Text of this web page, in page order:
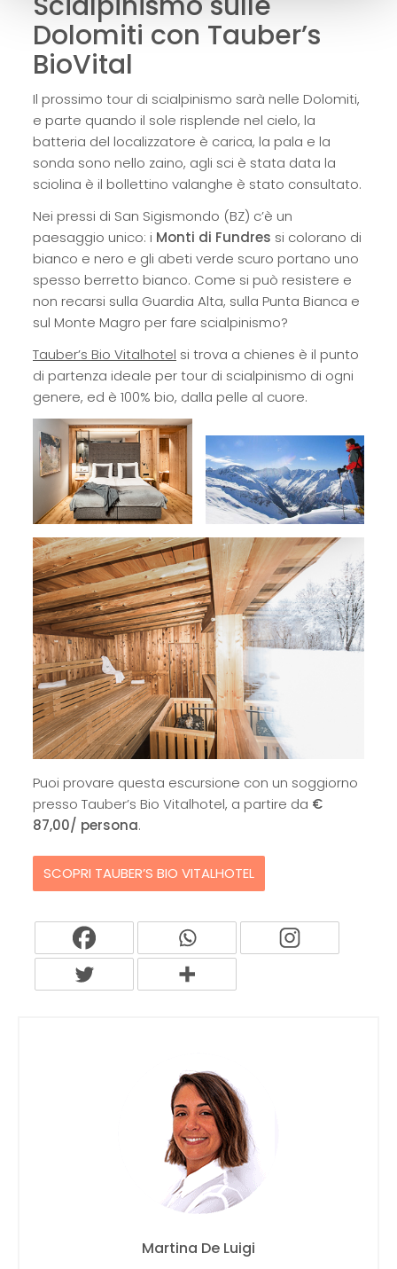
Dolomiti con Tauber’s
BioVital
Il prossimo tour di scialpinismo sarà nelle Dolomiti,
e parte quando il sole risplende nel cielo, la
batteria del localizzatore è carica, la pala e la
sonda sono nello zaino, agli sci è stata data la
sciolina è il bollettino valanghe è stato consultato.
Nei pressi di San Sigismondo (BZ) c’è un
paesaggio unico: i Monti di Fundres si colorano di
bianco e nero e gli abeti verde scuro portano uno
spesso berretto bianco. Come si può resistere e
non recarsi sulla Guardia Alta, sulla Punta Bianca e
sul Monte Magro per fare scialpinismo?
Tauber’s Bio Vitalhotel si trova a chienes è il punto
di partenza ideale per tour di scialpinismo di ogni
genere, ed è 100% bio, dalla pelle al cuore.
Puoi provare questa escursione con un soggiorno
presso Tauber’s Bio Vitalhotel, a partire da €
87,00/ persona.
SCOPRI TAUBER’S BIO VITALHOTEL
Martina De Luigi